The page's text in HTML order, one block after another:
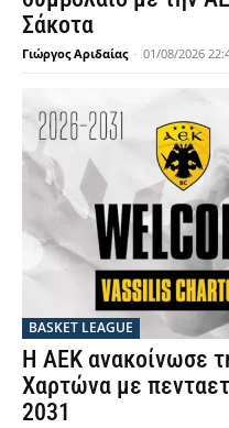
Σάκοτα
Γιώργος Αριδαίας - 01/08/2026
BASKET LEAGUE
Η ΑΕΚ ανακοίνωσε
Χαρτώνα με
2031